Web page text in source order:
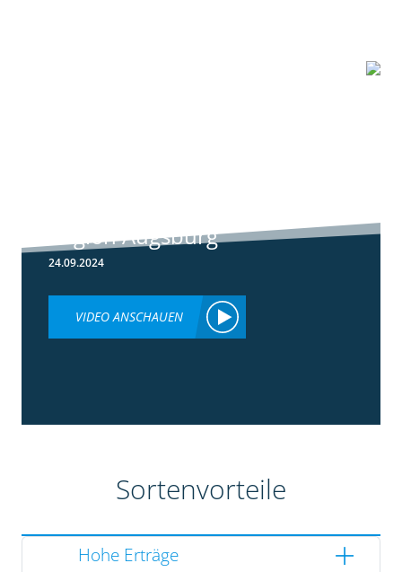
Region Augsburg
24.09.2024
VIDEO ANSCHAUEN
Sortenvorteile
Hohe Erträge